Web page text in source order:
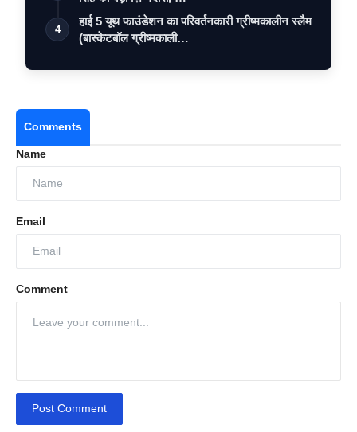
4
हाई 5 यूथ फाउंडेशन का परिवर्तनकारी ग्रीष्मकालीन स्लैम
(बास्केटबॉल ग्रीष्मकाली…
Comments
Name
Email
Comment
Post Comment